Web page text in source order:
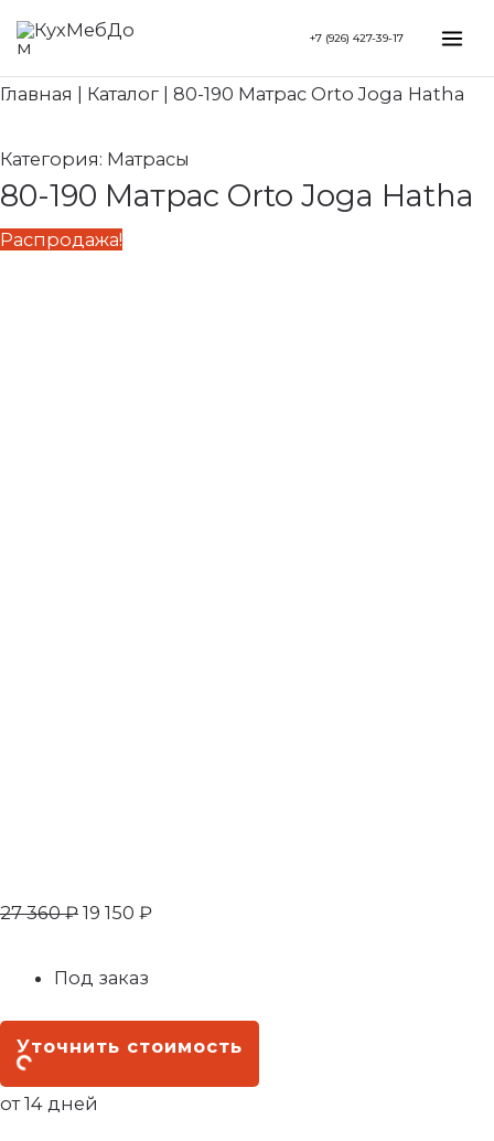
Перейти
содержимому
+7 (926) 427-39-17
Главная Каталог 80-190 Матрас Orto Joga Hatha
Категория: Матрасы
80-190 Матрас Orto Joga Hatha
Распродажа!
27 360₽
Первоначальная
составляла
360 ₽.
19 150 ₽
19
Под заказ
Уточнить стоимость
от 14 дней
Search...